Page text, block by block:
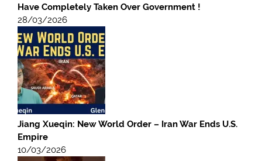
Have Completely Taken Over Government !
28/03/2026
Jiang Xueqin: New World Order – Iran War Ends U.S.
Empire
10/03/2026